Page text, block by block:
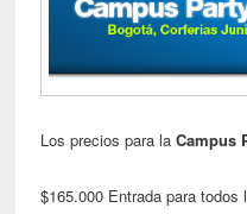
Los precios para laCampus
$165.000 Entrada para todos